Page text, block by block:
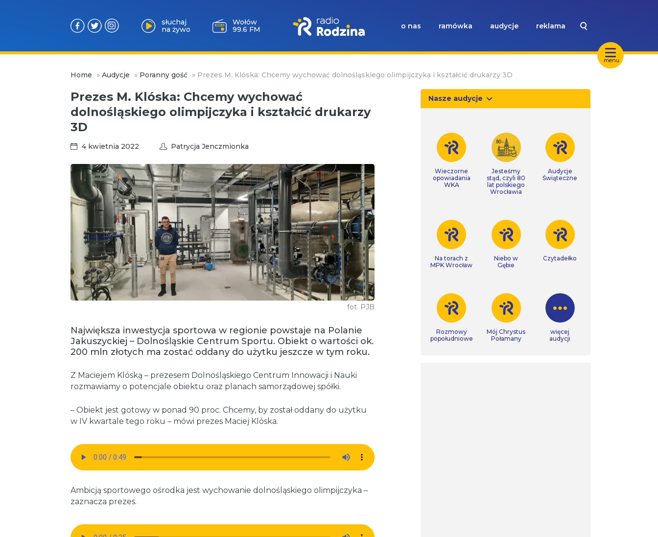
menu
słuchaj
na żywo
Milicz
88.5 FM
o nas ramówka audycje reklama
Home » Audycje » Poranny gość » Prezes M. Klóska: Chcemy wychować dolnośląskiego olimpijczyka i kształcić drukarzy 3D
Prezes M. Klóska: Chcemy wychować
dolnośląskiego olimpijczyka i kształcić drukarzy
3D
4 kwietnia 2022 Patrycja Jenczmionka
fot. PJB
Największa inwestycja sportowa w regionie powstaje na Polanie
Jakuszyckiej – Dolnośląskie Centrum Sportu. Obiekt o wartości ok.
200 mln złotych ma zostać oddany do użytku jeszcze w tym roku.
Z Maciejem Klóską – prezesem Dolnośląskiego Centrum Innowacji i Nauki
rozmawiamy o potencjale obiektu oraz planach samorządowej spółki.
– Obiekt jest gotowy w ponad 90 proc. Chcemy, by został oddany do użytku
w IV kwartale tego roku – mówi prezes Maciej Klóska.
Ambicją sportowego ośrodka jest wychowanie dolnośląskiego olimpijczyka –
zaznacza prezes.
Nasze audycje
Wieczorne
opowiadania
WKA
Jesteśmy
stąd, czyli 80
lat polskiego
Wrocławia
Audycje
Świąteczne
Na torach z
MPK Wrocław
Niebo w
Gębie
Czytadełko
Rozmowy
popołudniowe
Mój Chrystus
Połamany
więcej
audycji